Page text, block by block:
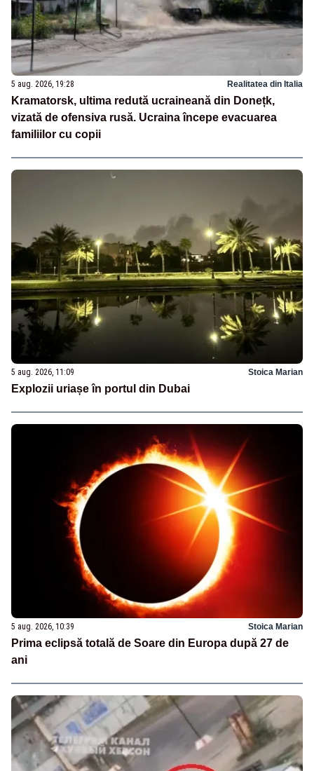
5 aug. 2026, 19:28 Realitatea din Italia
Kramatorsk, ultima redută ucraineană din Donețk,
vizată de ofensiva rusă. Ucraina începe evacuarea
familiilor cu copii
5 aug. 2026, 11:09 Stoica Marian
Explozii uriașe în portul din Dubai
5 aug. 2026, 10:39 Stoica Marian
Prima eclipsă totală de Soare din Europa după 27 de
ani